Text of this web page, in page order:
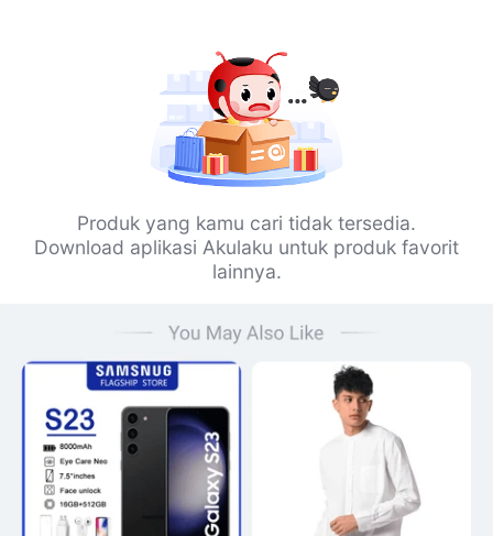
Produk yang kamu cari tidak tersedia.
Download aplikasi Akulaku untuk produk favorit
lainnya.